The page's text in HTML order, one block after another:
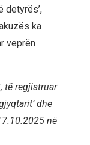
detyrës’,
ka
veprën
të regjistruar
dhe
në